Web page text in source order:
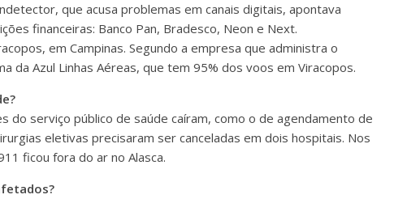
que acusa problemas em canais digitais, apontava
financeiras: Banco Pan, Bradesco, Neon e Next.
em Campinas. Segundo a empresa que administra o
da Azul Linhas Aéreas, que tem 95% dos voos em Viracopos.
do serviço público de saúde caíram, como o de agendamento de
eletivas precisaram ser canceladas em dois hospitais. Nos
ficou fora do ar no Alasca.